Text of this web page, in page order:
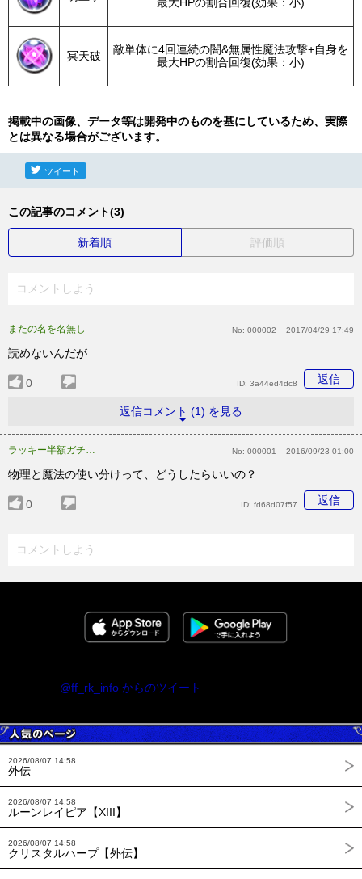
冥天破
敵単体に4回連続の闇&無属性魔法攻撃+自身を
最大HPの割合回復(効果：小)
掲載中の画像、データ等は開発中のものを基にしているため、実際
とは異なる場合がございます。
ツイート
この記事のコメント(3)
新着順 評価順
コメントしよう...
またの名を名無し No: 000002 2017/04/29 17:49
読めないんだが
0 返信
ID: 3a44ed4dc8
返信コメント (1) を見る
ラッキー半額ガチャで今当たった！ No: 000001 2016/09/23 01:00
物理と魔法の使い分けって、どうしたらいいの？
0 返信
ID: fd68d07f57
コメントしよう...
@ff_rk_info からのツイート
2026/08/07 14:58
外伝
2026/08/07 14:58
ルーンレイピア【XIII】
2026/08/07 14:58
クリスタルハープ【外伝】